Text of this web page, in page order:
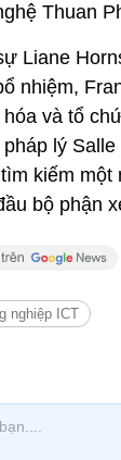
Thuan
Liane
nhiệm,
và tổ
lý
kiếm
bộ phận
nghiệp ICT